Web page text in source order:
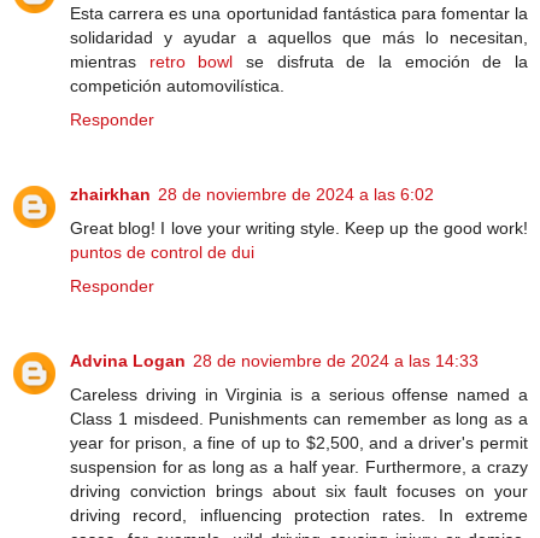
Esta carrera es una oportunidad fantástica para fomentar la
solidaridad y ayudar a aquellos que más lo necesitan,
mientras retro bowl se disfruta de la emoción de la
competición automovilística.
Responder
zhairkhan 28 de noviembre de 2024 a las 6:02
Great blog! I love your writing style. Keep up the good work!
puntos de control de dui
Responder
Advina Logan 28 de noviembre de 2024 a las 14:33
Careless driving in Virginia is a serious offense named a
Class 1 misdeed. Punishments can remember as long as a
year for prison, a fine of up to $2,500, and a driver's permit
suspension for as long as a half year. Furthermore, a crazy
driving conviction brings about six fault focuses on your
driving record, influencing protection rates. In extreme